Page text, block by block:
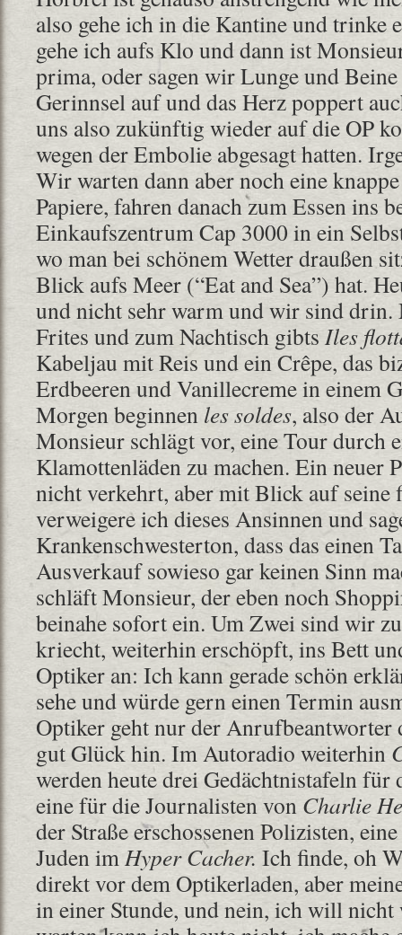
also gehe ich in die Kantine und trinke
gehe ich aufs Klo und dann ist
prima, oder sagen wir Lunge und
Gerinnsel auf und das Herz poppert
uns also zukünftig wieder auf die OP
wegen der Embolie abgesagt hatten.
Wir warten dann aber noch eine
Papiere, fahren danach zum Essen ins
Einkaufszentrum Cap 3000 in ein
wo man bei schönem Wetter draußen
Blick aufs Meer (“Eat and Sea”) hat.
und nicht sehr warm und wir sind drin.
Frites und zum Nachtisch gibtsIles
Kabeljau mit Reis und ein Crêpe, das
Erdbeeren und Vanillecreme in einem
Morgen beginnen les soldes, also der
Monsieur schlägt vor, eine Tour durch
Klamottenläden zu machen. Ein neuer
nicht verkehrt, aber mit Blick auf seine
verweigere ich dieses Ansinnen und
Krankenschwesterton, dass das einen
Ausverkauf sowieso gar keinen Sinn
schläft Monsieur, der eben noch
beinahe sofort ein. Um Zwei sind wir
kriecht, weiterhin erschöpft, ins Bett
Optiker an: Ich kann gerade schön
sehe und würde gern einen Termin
Optiker geht nur der Anrufbeantworter
gut Glück hin. Im Autoradio weiterhin
werden heute drei Gedächtnistafeln für
eine für die Journalisten von Charlie
der Straße erschossenen Polizisten,
Juden imHyper Cacher. Ich finde, oh
direkt vor dem Optikerladen, aber
in einer Stunde, und nein, ich will nicht